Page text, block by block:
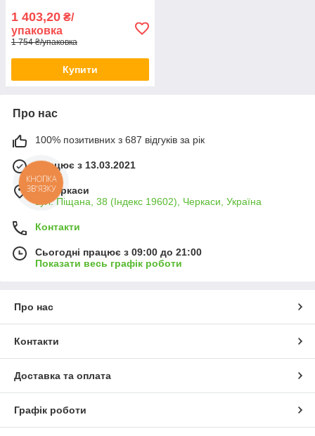
1 403,20 ₴/
упаковка
1 754 ₴/упаковка
Купити
Про нас
100% позитивних з 687 відгуків за рік
Працює з 13.03.2021
м. Черкаси
вул. Піщана, 38 (Індекс 19602), Черкаси, Україна
Контакти
Сьогодні працює з 09:00 до 21:00
Показати весь графік роботи
Про нас
Контакти
Доставка та оплата
Графік роботи
КНОПКА
ЗВ'ЯЗКУ